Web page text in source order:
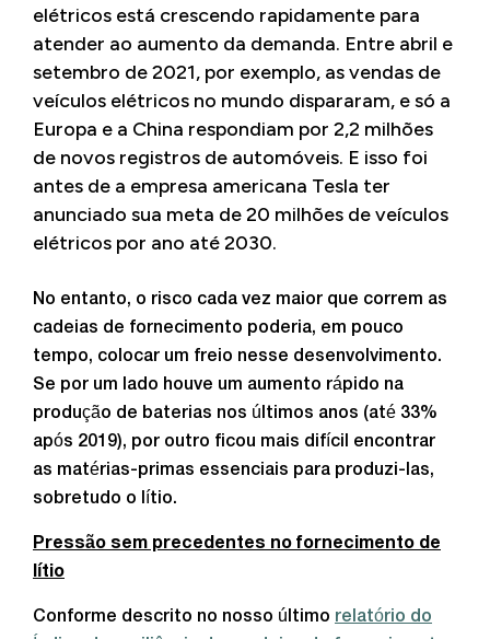
elétricos está crescendo rapidamente para
atender ao aumento da demanda. Entre abril e
setembro de 2021, por exemplo, as vendas de
veículos elétricos no mundo dispararam, e só a
Europa e a China respondiam por 2,2 milhões
de novos registros de automóveis. E isso foi
antes de a empresa americana Tesla ter
anunciado sua meta de 20 milhões de veículos
elétricos por ano até 2030.
No entanto, o risco cada vez maior que correm as
cadeias de fornecimento poderia, em pouco
tempo, colocar um freio nesse desenvolvimento.
Se por um lado houve um aumento rápido na
produção de baterias nos últimos anos (até 33%
após 2019), por outro ficou mais difícil encontrar
as matérias-primas essenciais para produzi-las,
sobretudo o lítio.
Pressão sem precedentes no fornecimento de
lítio
Conforme descrito no nosso último relatório do